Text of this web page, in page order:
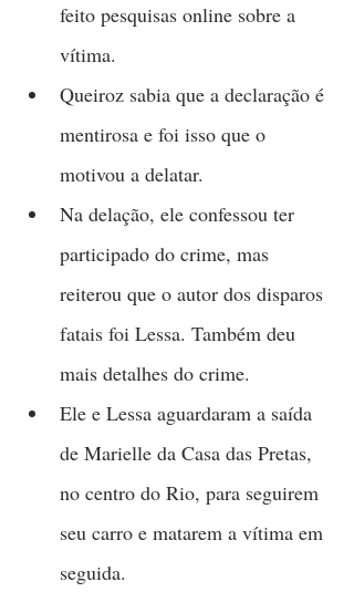
feito pesquisas online sobre a
vítima.
Queiroz sabia que a declaração é
mentirosa e foi isso que o
motivou a delatar.
Na delação, ele confessou ter
participado do crime, mas
reiterou que o autor dos disparos
fatais foi Lessa. Também deu
mais detalhes do crime.
Ele e Lessa aguardaram a saída
de Marielle da Casa das Pretas,
no centro do Rio, para seguirem
seu carro e matarem a vítima em
seguida.